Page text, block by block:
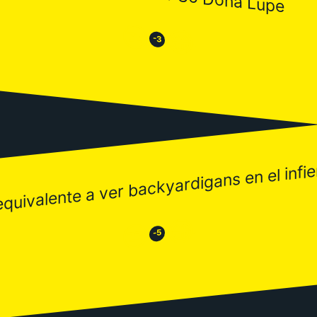
😒 -3 😂
a ver backyardigans en el
😒 -5 😂